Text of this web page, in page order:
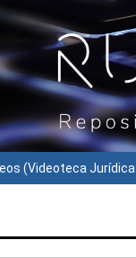
(Videoteca